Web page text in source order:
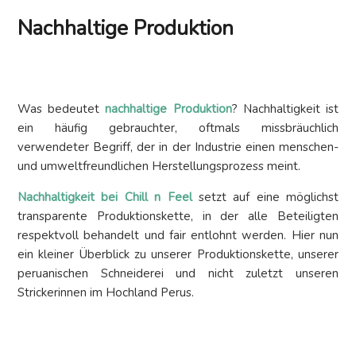
Nachhaltige Produktion
Was bedeutetnachhaltige Produktion? Nachhaltigkeit ist
ein häufig gebrauchter, oftmals missbräuchlich
verwendeter Begriff, der in der Industrie einen menschen-
und umweltfreundlichen Herstellungsprozess meint.
Nachhaltigkeit bei Chill n Feel setzt auf eine möglichst
transparente Produktionskette, in der alle Beteiligten
respektvoll behandelt und fair entlohnt werden. Hier nun
ein kleiner Überblick zu unserer Produktionskette, unserer
peruanischen Schneiderei und nicht zuletzt unseren
Strickerinnen im Hochland Perus.